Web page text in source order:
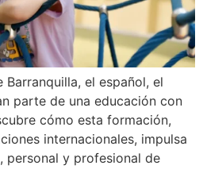
Barranquilla, el español, el
parte de una educación con
cómo esta formación,
internacionales, impulsa
personal y profesional de